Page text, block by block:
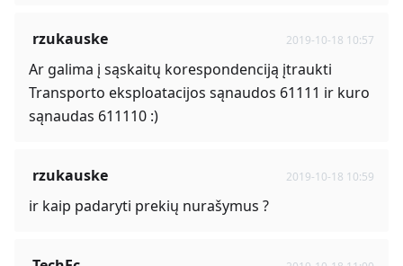
rzukauske 2019-10-18 10:57
Ar galima į sąskaitų korespondenciją įtraukti
Transporto eksploatacijos sąnaudos 61111 ir kuro
sąnaudas 611110 :)
rzukauske 2019-10-18 10:59
ir kaip padaryti prekių nurašymus ?